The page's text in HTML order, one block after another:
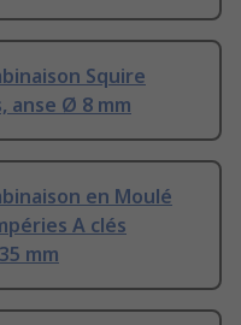
Squire
anse Ø 8 mm
en Moulé
A clés
mm